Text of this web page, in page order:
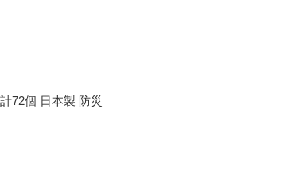
72個 日本製 防災